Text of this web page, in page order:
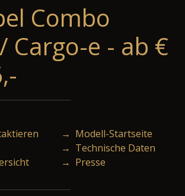
Combo
Cargo-e - ab €
→ Modell-Startseite
→ Technische Daten
→ Presse